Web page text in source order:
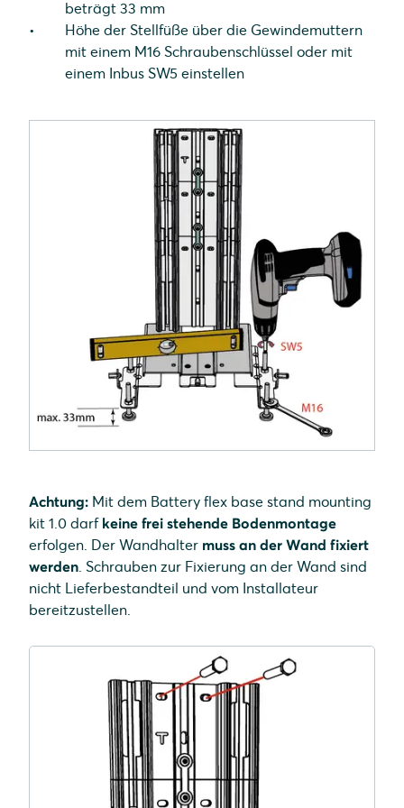
beträgt 33 mm
Höhe der Stellfüße über die Gewindemuttern
mit einem M16 Schraubenschlüssel oder mit
einem Inbus SW5 einstellen
Achtung: Mit dem Battery flex base stand mounting
kit 1.0 darf keine frei stehende Bodenmontage
erfolgen. Der Wandhalter muss an der Wand fixiert
werden . Schrauben zur Fixierung an der Wand sind
nicht Lieferbestandteil und vom Installateur
bereitzustellen.